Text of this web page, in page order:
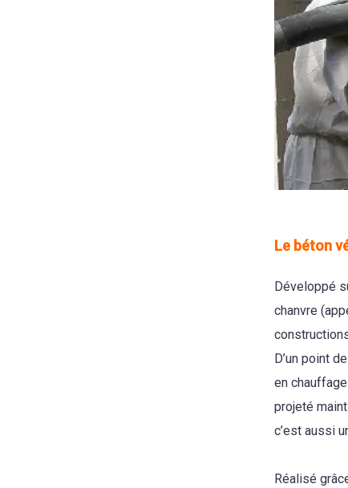
Le béton
Développé
chanvre
D’un point
en
projeté
c’est aussi
Réalisé